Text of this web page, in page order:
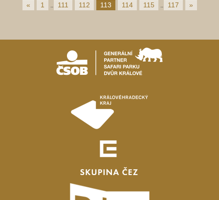
« 1 .. 111 112 113 114 115 .. 117 »